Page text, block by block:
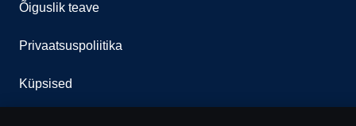
Õiguslik teave
Privaatsuspoliitika
Küpsised